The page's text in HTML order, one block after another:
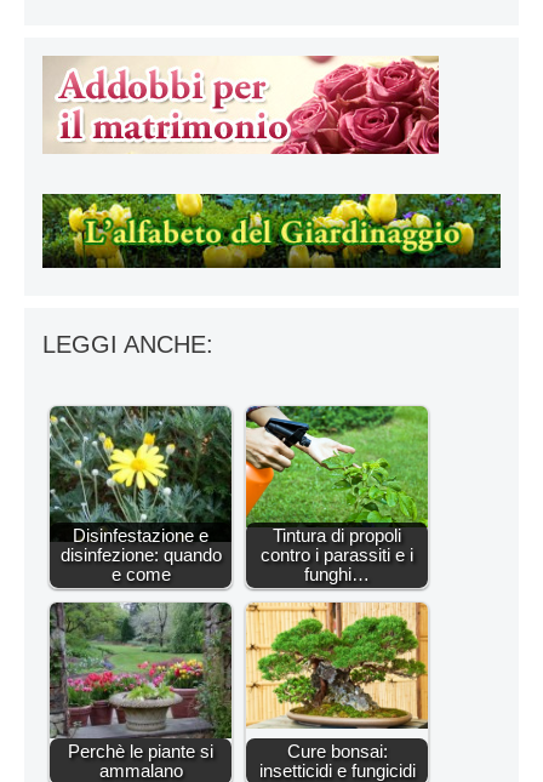
LEGGI ANCHE:
Disinfestazione e
disinfezione: quando
e come
Tintura di propoli
contro i parassiti e i
funghi…
Perchè le piante si
ammalano
Cure bonsai:
insetticidi e fungicidi